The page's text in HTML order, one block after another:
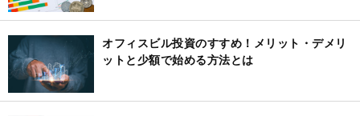
オフィスビル投資のすすめ！メリット・デメリ
ットと少額で始める方法とは